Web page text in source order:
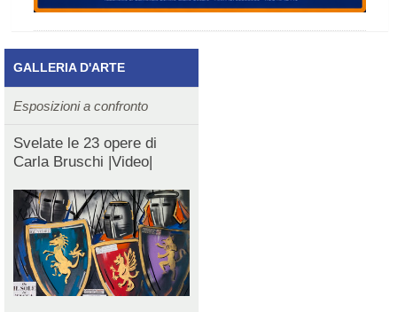
GALLERIA D'ARTE
Esposizioni a confronto
Svelate le 23 opere di
Carla Bruschi |Video|